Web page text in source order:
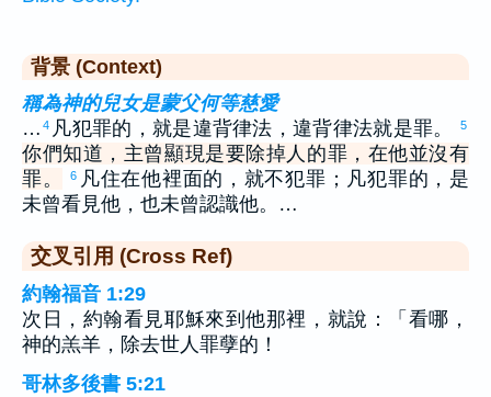
背景 (Context)
稱為神的兒女是蒙父何等慈愛
… 4 凡犯罪的，就是違背律法，違背律法就是罪。 5
你們知道，主曾顯現是要除掉人的罪，在他並沒有
罪。
6 凡住在他裡面的，就不犯罪；凡犯罪的，是
未曾看見他，也未曾認識他。…
交叉引用 (Cross Ref)
約翰福音 1:29
次日，約翰看見耶穌來到他那裡，就說：「看哪，
神的羔羊，除去世人罪孽的！
哥林多後書 5:21